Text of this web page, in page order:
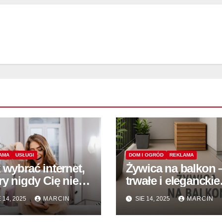
USŁUGI
wybrać internet,
nigdy Cię nie
14, 2025 MARCIN
DOM I OGRÓD REKLAMA
Żywica na balkon
trwałe i eleganckie
wykończenie
SIE 14, 2025 MARCIN